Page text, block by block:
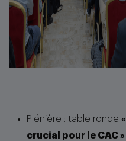
Plénière : table ronde «
crucial pour le CAC »